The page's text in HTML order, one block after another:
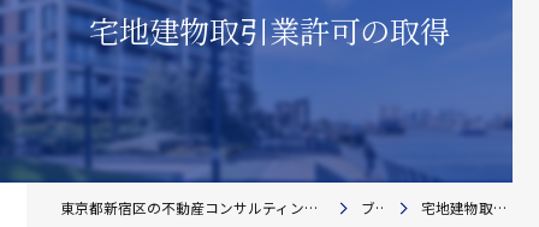
宅地建物取引業許可の取得
東京都新宿区の不動産コンサルティングならアテナ・パートナーズ株式会社 ブログ 宅地建物取引業許可の取得